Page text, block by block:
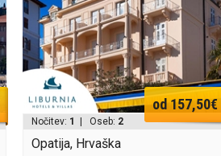
od 157,50€
Nočitev: 1 | Oseb: 2
Opatija, Hrvaška